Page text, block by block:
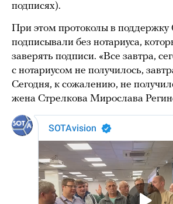
подписях).
При этом протоколы в поддержку
подписывали без нотариуса,
заверять подписи. «Все завтра,
с нотариусом не получилось,
Сегодня, к сожалению, не
жена Стрелкова Мирослава